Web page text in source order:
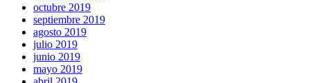
octubre 2019
septiembre 2019
agosto 2019
julio 2019
junio 2019
mayo 2019